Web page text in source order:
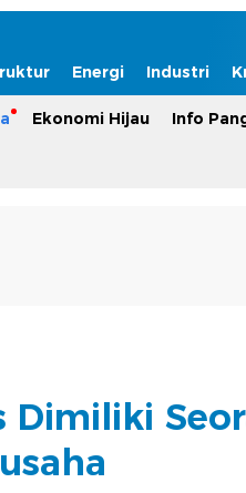
Energi Industri
Ekonomi Hijau Info
Dimiliki